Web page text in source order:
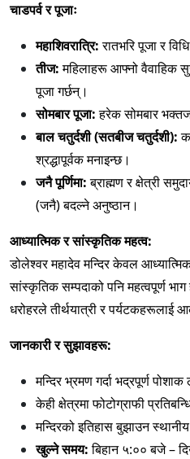
चाडपर्व र पूजाः
महाशिवरात्रि:रातभरि पूजा र
तीज:महिलाहरू आफ्नो वैवाहिक
पूजा गर्छन्।
सोमबार पूजा:हरेक सोमबार
बाल चतुर्दशी (सतबीज चतुर्दशी):
श्रद्धापूर्वक मनाइन्छ।
जनै पूर्णिमा:ब्राह्मण र क्षेत्री
(जनै) बदल्ने अनुष्ठान।
आध्यात्मिक र सांस्कृतिक महत्व:
डोलेश्वर महादेव मन्दिर केवल
सांस्कृतिक सम्पदाको पनि महत्वपूर्ण भाग
धरोहरले तीर्थयात्री र पर्यटकहरूलाई
जानकारी र सुझावहरू:
मन्दिर भ्रमण गर्दा भद्रपूर्ण
केही क्षेत्रमा फोटोग्राफी
मन्दिरको इतिहास बुझाउन
खुल्ने समय:बिहान ५:०० बजे –